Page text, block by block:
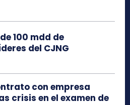
100 mdd de
del CJNG
con empresa
crisis en el examen de